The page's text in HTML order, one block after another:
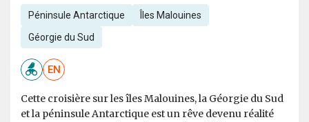
Péninsule Antarctique Îles Malouines
Géorgie du Sud
EN
Cette croisière sur les îles Malouines, la Géorgie du Sud
et la péninsule Antarctique est un rêve devenu réalité